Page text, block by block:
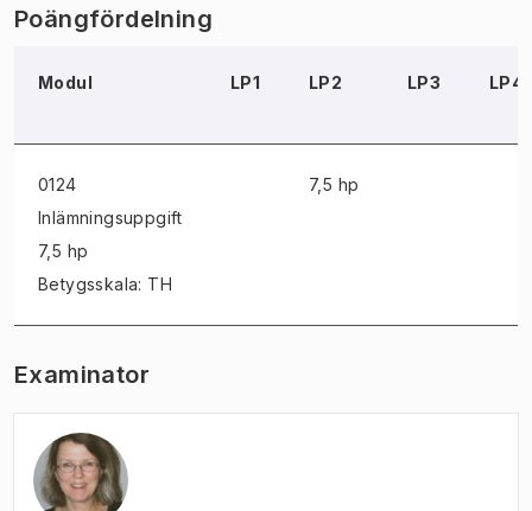
Poängfördelning
Modul LP1 LP2 LP3 LP4
0124
Inlämningsuppgift
7,5 hp
Betygsskala: TH
7,5 hp
Examinator